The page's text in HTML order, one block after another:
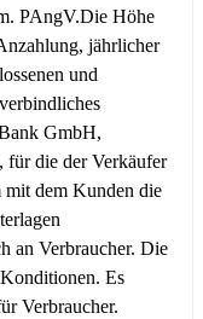
PAngV.Die Höhe
jährlicher
und
GmbH,
für die der Verkäufer
mit dem Kunden die
an Verbraucher. Die
Es
Verbraucher.